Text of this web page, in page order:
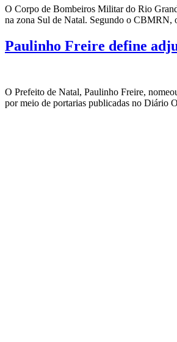
O Corpo de Bombeiros Militar do Rio
na zona Sul de Natal. Segundo o CBMRN,
Paulinho Freire define
O Prefeito de Natal, Paulinho Freire,
por meio de portarias publicadas no Diário